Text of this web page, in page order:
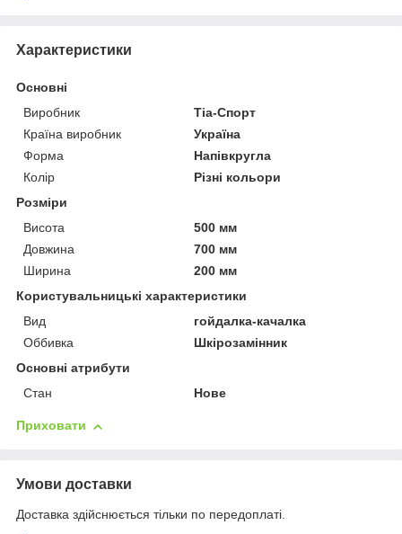
Характеристики
Основні
Виробник
Тіа-Спорт
Країна виробник
Україна
Форма
Напівкругла
Колір
Різні кольори
Розміри
Висота
500 мм
Довжина
700 мм
Ширина
200 мм
Користувальницькі характеристики
Вид
гойдалка-качалка
Оббивка
Шкірозамінник
Основні атрибути
Стан
Нове
Приховати
Умови доставки
Доставка здійснюється тільки по передоплаті.